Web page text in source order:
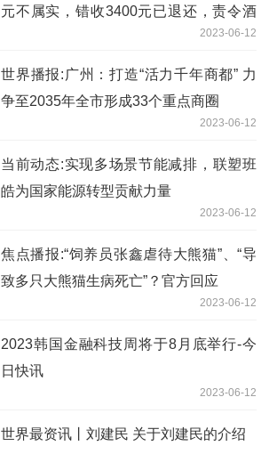
元不属实，错收3400元已退还，责令酒
2023-06-12
世界播报:广州：打造“活力千年商都” 力
争至2035年全市形成33个重点商圈
2023-06-12
当前动态:实现多场景节能减排，联塑班
皓为国家能源转型贡献力量
2023-06-12
焦点播报:“饲养员张鑫虐待大熊猫”、“导
致多只大熊猫生病死亡”？官方回应
2023-06-12
2023韩国金融科技周将于8月底举行-今
日快讯
2023-06-12
世界最资讯丨刘建民 关于刘建民的介绍